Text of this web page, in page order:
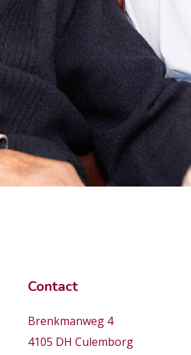
Contact
Brenkmanweg 4
4105 DH Culemborg